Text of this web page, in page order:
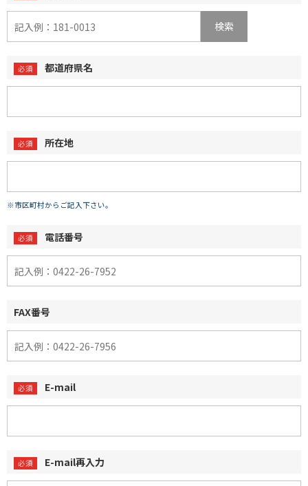
検索
都道府県名
所在地
※市区町村からご記入下さい。
電話番号
FAX番号
E-mail
E-mail再入力